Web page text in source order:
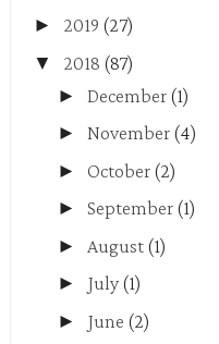
► 2019 (27)
▼ 2018 (87)
► December (1)
► November (4)
► October (2)
► September (1)
► August (1)
► July (1)
► June (2)